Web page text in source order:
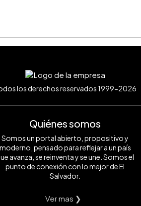
los derechos reservados 1999-2026
Quiénes somos
Somos un portal abierto, propositivo y
moderno, pensado para reflejar a un país
avanza, se reinventa y se une. Somos el
punto de conexión con lo mejor de El
Salvador.
Ver mas ❯